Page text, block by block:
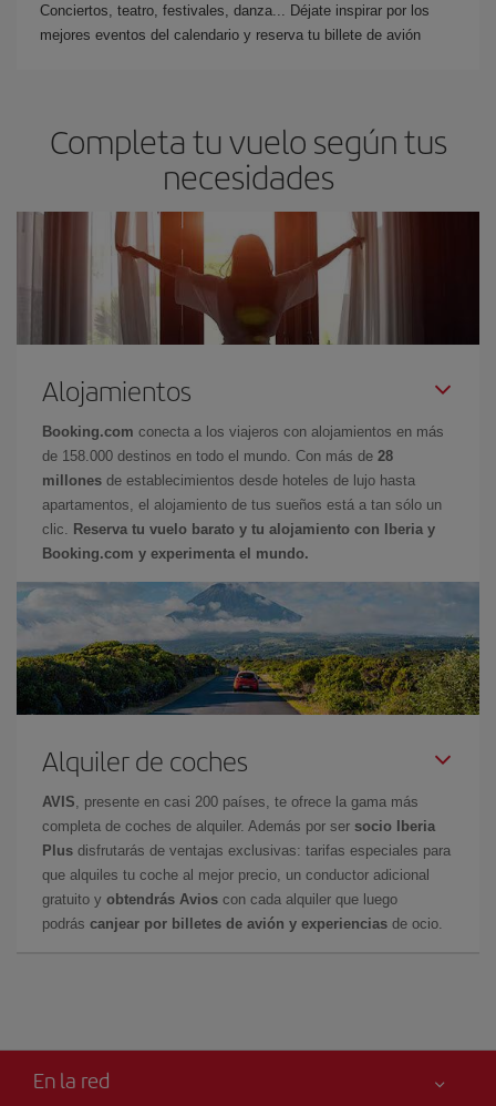
Conciertos, teatro, festivales, danza... Déjate inspirar por los
mejores eventos del calendario y reserva tu billete de avión
Completa tu vuelo según tus
necesidades
Alojamientos
Booking.com conecta a los viajeros con alojamientos en más
de 158.000 destinos en todo el mundo. Con más de 28
millones de establecimientos desde hoteles de lujo hasta
apartamentos, el alojamiento de tus sueños está a tan sólo un
clic.
Reserva tu vuelo barato y tu alojamiento con Iberia y
Booking.com y experimenta el mundo.
Alquiler de coches
AVIS , presente en casi 200 países, te ofrece la gama más
completa de coches de alquiler. Además por ser socio Iberia
Plus disfrutarás de ventajas exclusivas: tarifas especiales para
que alquiles tu coche al mejor precio, un conductor adicional
gratuito y obtendrás Avios con cada alquiler que luego
podrás canjear por billetes de avión y experiencias de ocio.
En la red